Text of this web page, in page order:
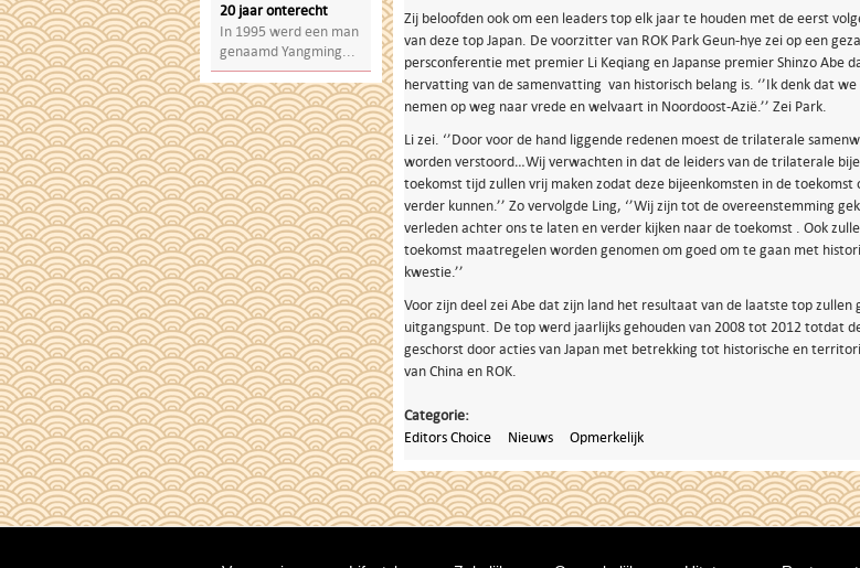
20 jaar onterecht
In 1995 werd een man
genaamd Yangming...
Zij beloofden ook om een leaders top elk jaar te houden met de eerst
van deze top Japan. De voorzitter van ROK Park Geun-hye zei op een
persconferentie met premier Li Keqiang en Japanse premier Shinzo Abe
hervatting van de samenvatting van historisch belang is. ‘’Ik denk dat
nemen op weg naar vrede en welvaart in Noordoost-Azië.’’ Zei Park.
Li zei. ‘’Door voor de hand liggende redenen moest de trilaterale
worden verstoord…Wij verwachten in dat de leiders van de trilaterale
toekomst tijd zullen vrij maken zodat deze bijeenkomsten in de toekomst
verder kunnen.’’ Zo vervolgde Ling, ‘’Wij zijn tot de overeenstemming
verleden achter ons te laten en verder kijken naar de toekomst . Ook
toekomst maatregelen worden genomen om goed om te gaan met
kwestie.’’
Voor zijn deel zei Abe dat zijn land het resultaat van de laatste top zullen
uitgangspunt. De top werd jaarlijks gehouden van 2008 tot 2012 totdat
geschorst door acties van Japan met betrekking tot historische en
van China en ROK.
Categorie:
Editors Choice
Nieuws Opmerkelijk